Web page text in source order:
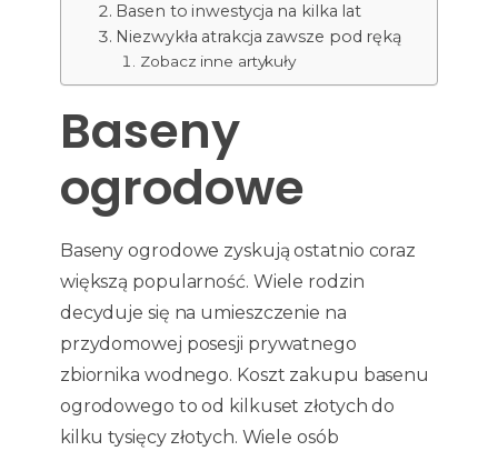
Basen to inwestycja na kilka lat
Niezwykła atrakcja zawsze pod ręką
Zobacz inne artykuły
Baseny
ogrodowe
Baseny ogrodowe zyskują ostatnio coraz
większą popularność. Wiele rodzin
decyduje się na umieszczenie na
przydomowej posesji prywatnego
zbiornika wodnego. Koszt zakupu basenu
ogrodowego to od kilkuset złotych do
kilku tysięcy złotych. Wiele osób